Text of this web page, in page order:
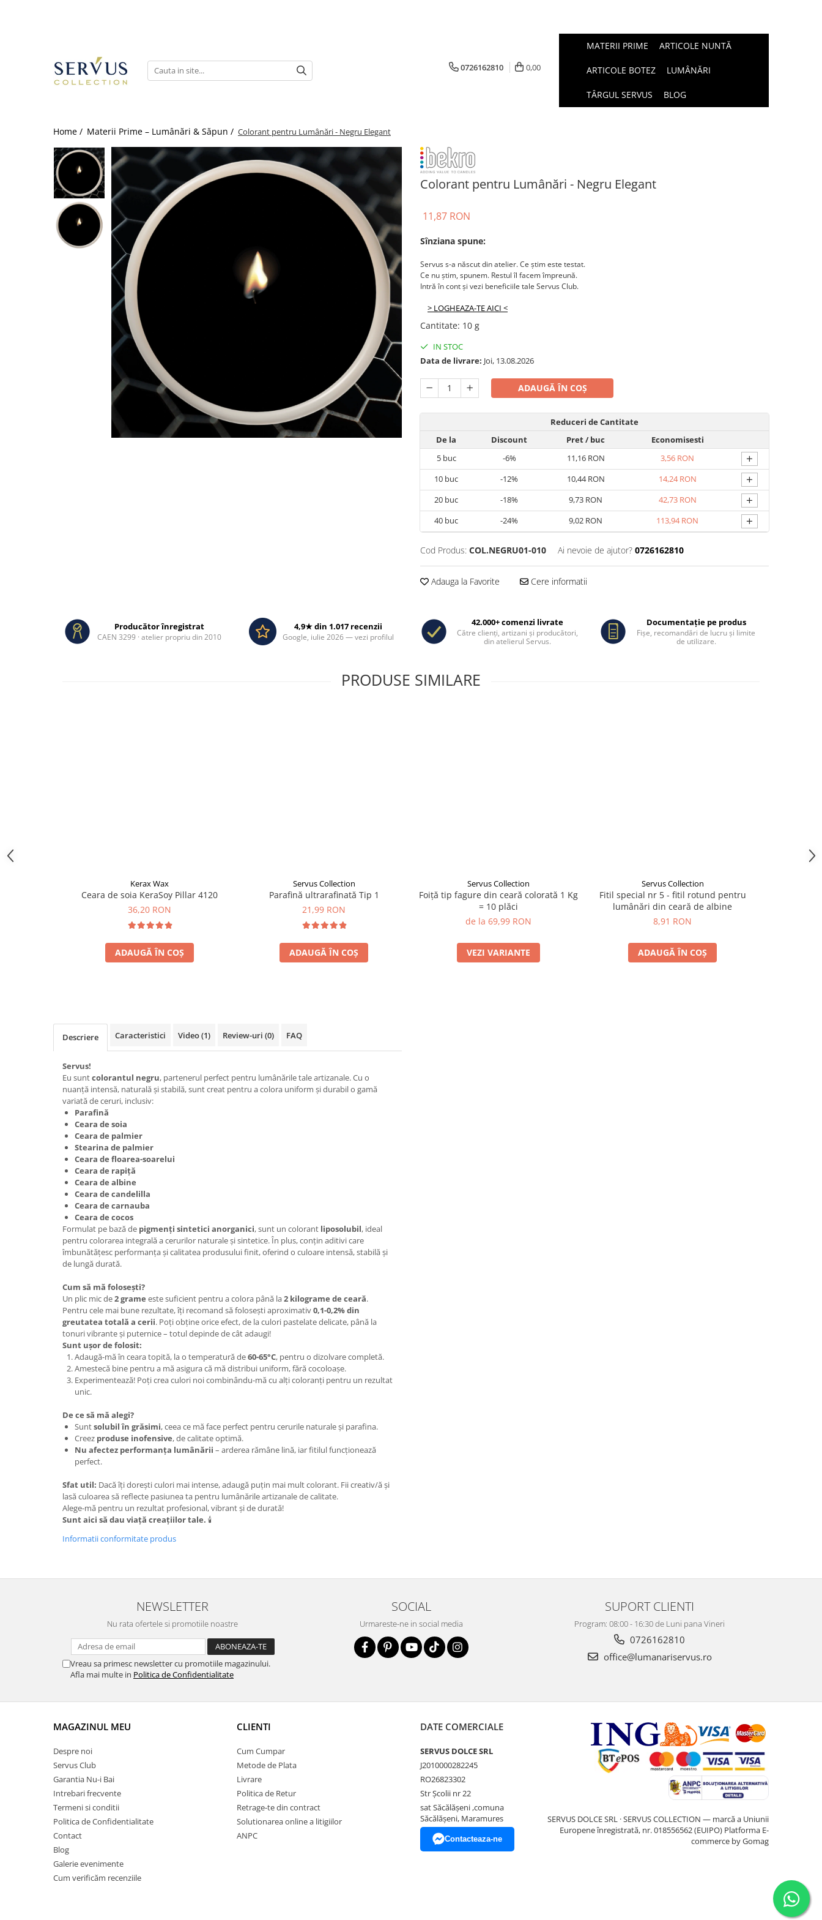
0726162810 0,00
MATERII PRIME ARTICOLE NUNTĂ
ARTICOLE BOTEZ LUMÂNĂRI
TÂRGUL SERVUS BLOG
Home / Materii Prime – Lumânări & Săpun / Colorant pentru Lumânări - Negru Elegant
Colorant pentru Lumânări - Negru Elegant
11,87 RON
Sînziana spune:
Servus s-a născut din atelier. Ce știm este testat.
Ce nu știm, spunem. Restul îl facem împreună.
Intră în cont și vezi beneficiile tale Servus Club.
> LOGHEAZA-TE AICI <
Cantitate: 10 g
IN STOC
Data de livrare: Joi, 13.08.2026
ADAUGĂ ÎN COȘ
Reduceri de Cantitate
De la
Discount Pret/ buc
Economisesti
5buc -6% 11,16 RON 3,56 RON +
10 buc -12% 10,44 RON 14,24 RON +
20 buc -18% 9,73 RON 42,73 RON +
40 buc -24% 9,02 RON 113,94 RON +
Cod Produs: COL.NEGRU01-010 Ai nevoie de ajutor? 0726162810
Adauga la Favorite Cere informatii
Producător înregistrat
CAEN 3299 · atelier propriu din 2010
4,9★ din 1.017 recenzii
Google, iulie 2026 — vezi profilul
42.000+ comenzi livrate
Către clienți, artizani și producători,
din atelierul Servus.
Documentație pe produs
Fișe, recomandări de lucru și limite
de utilizare.
PRODUSE SIMILARE
Kerax Wax
Ceara de soia KeraSoy Pillar 4120
36,20 RON
ADAUGĂ ÎN COȘ
Servus Collection
Parafină ultrarafinată Tip 1
21,99 RON
ADAUGĂ ÎN COȘ
Servus Collection
Foiță tip fagure din ceară colorată 1 Kg
= 10 plăci
de la 69,99 RON
VEZI VARIANTE
Servus Collection
Fitil special nr 5 - fitil rotund pentru
lumânări din ceară de albine
8,91 RON
ADAUGĂ ÎN COȘ
Descriere Caracteristici Video(1) Review-uri (0) FAQ
Servus!
Eu suntcolorantul negru, partenerul perfect pentru lumânările tale artizanale. Cu o
nuanță intensă, naturală și stabilă, sunt creat pentru a colora uniform și durabil o gamă
variată de ceruri, inclusiv:
Parafină
Ceara de soia
Ceara de palmier
Stearina de palmier
Ceara de floarea-soarelui
Ceara de rapiță
Ceara de albine
Ceara de candelilla
Ceara de carnauba
Ceara de cocos
Formulat pe bază de pigmenți sintetici anorganici, sunt un colorant liposolubil, ideal
pentru colorarea integrală a cerurilor naturale și sintetice. În plus, conțin aditivi care
îmbunătățesc performanța și calitatea produsului finit, oferind o culoare intensă, stabilă și
de lungă durată.
Cum să mă folosești?
Un plic mic de2 grame este suficient pentru a colora până la2 kilograme de ceară.
Pentru cele mai bune rezultate, îți recomand să folosești aproximativ0,1-0,2% din
greutatea totală a cerii. Poți obține orice efect, de la culori pastelate delicate, până la
tonuri vibrante și puternice – totul depinde de cât adaugi!
Sunt ușor de folosit:
Adaugă-mă în ceara topită, la o temperatură de60-65°C, pentru o dizolvare completă.
Amestecă bine pentru a mă asigura că mă distribui uniform, fără cocoloașe.
Experimentează! Poți crea culori noi combinându-mă cu alți coloranți pentru un rezultat
unic.
De ce să mă alegi?
Suntsolubil în grăsimi, ceea ce mă face perfect pentru cerurile naturale și parafina.
Creez produse inofensive, de calitate optimă.
Nu afectez performanța lumânării – arderea rămâne lină, iar fitilul funcționează
perfect.
Sfat util: Dacă îți dorești culori mai intense, adaugă puțin mai mult colorant. Fii creativ/ă și
lasă culoarea să reflecte pasiunea ta pentru lumânările artizanale de calitate.
Alege-mă pentru un rezultat profesional, vibrant și de durată!
Sunt aici să dau viață creațiilor tale. 🕯️
Informatii conformitate produs
NEWSLETTER
Nu rata ofertele si promotiile noastre
Vreau sa primesc newsletter cu promotiile magazinului.
Afla mai multe in Politica de Confidentialitate
SOCIAL
Urmareste-ne in social media
SUPORT CLIENTI
Program: 08:00 - 16:30 de Luni pana Vineri
0726162810
office@lumanariservus.ro
MAGAZINUL MEU
Despre noi
Servus Club
Garantia Nu-i Bai
Intrebari frecvente
Termeni si conditii
Politica de Confidentialitate
Contact
Blog
Galerie evenimente
Cum verificăm recenziile
CLIENTI
Cum Cumpar
Metode de Plata
Livrare
Politica de Retur
Retrage-te din contract
Solutionarea online a litigiilor
ANPC
DATE COMERCIALE
SERVUS DOLCE SRL
J2010000282245
RO26823302
Str Școlii nr 22
sat Săcălășeni ,comuna
Săcălășeni, Maramures
Contacteaza-ne
SERVUS DOLCE SRL · SERVUS COLLECTION — marcă a Uniunii
Europene înregistrată, nr. 018556562 (EUIPO) Platforma E-
commerce by Gomag